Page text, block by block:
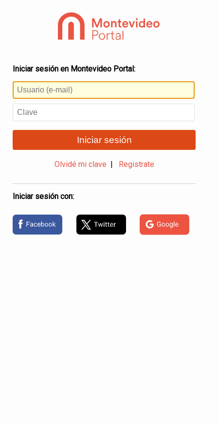
Iniciar sesión en Montevideo Portal:
Iniciar sesión
Olvidé mi clave Registrate
Iniciar sesión con: